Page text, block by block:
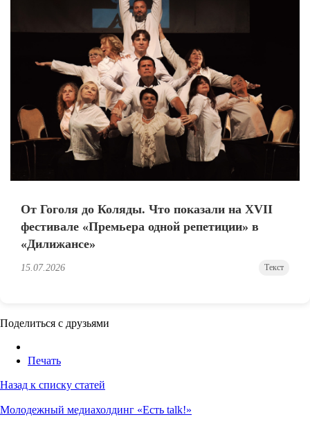
От Гоголя до Коляды. Что показали на XVII
фестивале «Премьера одной репетиции» в
«Дилижансе»
15.07.2026 Текст
Поделиться с друзьями
Печать
Назад к списку статей
Молодежный медиахолдинг «Есть talk!»